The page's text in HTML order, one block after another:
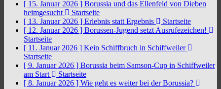
[ 15. Januar 2026 ] Borussia und das Ellenfeld von Dieben
heimgesucht
Startseite
[ 13. Januar 2026 ] Erlebnis statt Ergebnis
Startseite
[ 12. Januar 2026 ] Borussen-Jugend setzt Ausrufezeichen!
Startseite
[ 11. Januar 2026 ] Kein Schiffbruch in Schiffweiler
Startseite
[ 9. Januar 2026 ] Borussia beim Samson-Cup in Schiffweiler
am Start
Startseite
[ 8. Januar 2026 ] Wie geht es weiter bei der Borussia?